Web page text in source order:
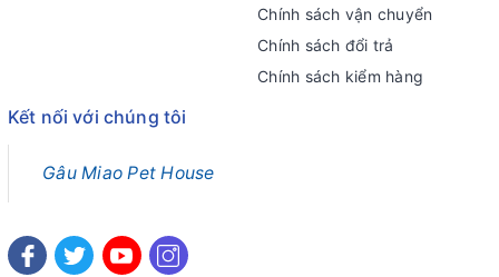
Chính sách vận chuyển
Chính sách đổi trả
Chính sách kiểm hàng
Kết nối với chúng tôi
Gâu Miao Pet House